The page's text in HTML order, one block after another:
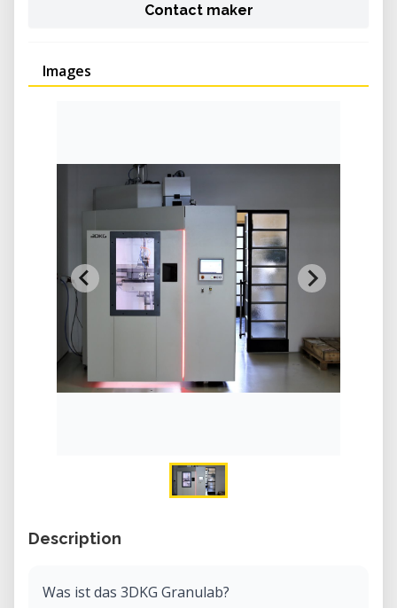
Contact maker
Images
Description
Was ist das 3DKG Granulab?